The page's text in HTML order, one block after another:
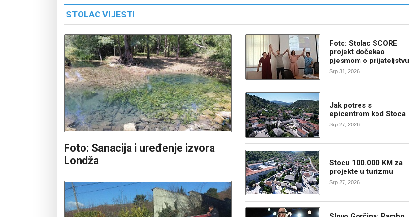
STOLAC VIJESTI
Foto: Sanacija i uređenje izvora
Londža
Foto: Stolac SCORE
projekt dočekao
pjesmom o prijateljstvu
Srp 31, 2026
Jak potres s
epicentrom kod Stoca
Srp 27, 2026
Stocu 100.000 KM za
projekte u turizmu
Srp 27, 2026